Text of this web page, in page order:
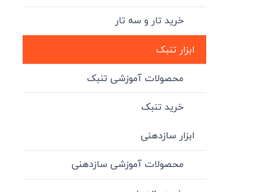
خرید تار و سه تار
ابزار تنبک
محصولات آموزشی تنبک
خرید تنبک
ابزار سازدهنی
محصولات آموزشی سازدهنی